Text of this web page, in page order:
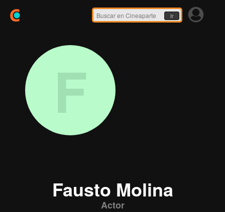
Ir
F
Fausto Molina
Actor